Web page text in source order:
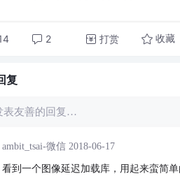
2 打赏 收藏
复
表友善的回复…
ambit_tsai-微信 2018-06-17
看到一个图像延迟加载库，用起来蛮